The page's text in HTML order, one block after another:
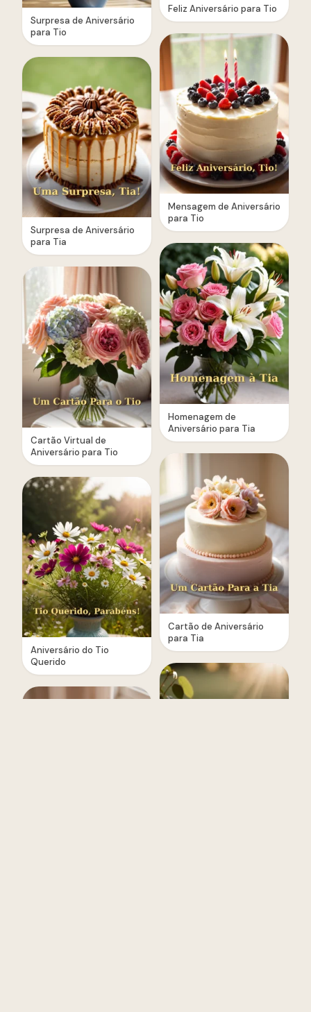
Surpresa de Aniversário
para Tio
Surpresa de Aniversário
para Tia
Cartão Virtual de
Aniversário para Tio
Aniversário do Tio
Querido
Feliz Aniversário para Tio
Mensagem de Aniversário
para Tio
Homenagem de
Aniversário para Tia
Cartão de Aniversário
para Tia